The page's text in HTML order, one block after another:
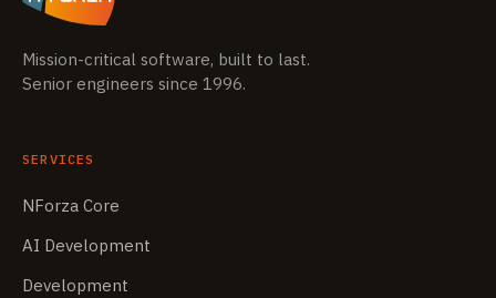
Mission-critical software, built to last.
Senior engineers since 1996.
SERVICES
NForza Core
AI Development
Development